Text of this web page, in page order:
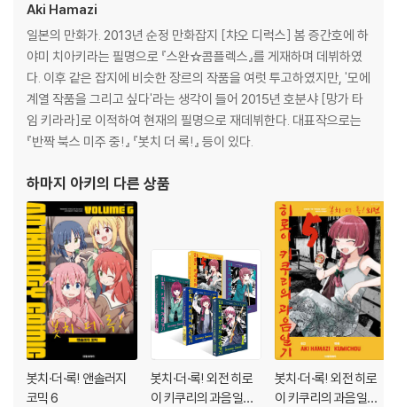
Aki Hamazi
일본의 만화가. 2013년 순정 만화잡지 [챠오 디럭스] 봄 증간호에 하
야미 치아키라는 필명으로 『스완☆콤플렉스』를 게재하며 데뷔하였
다. 이후 같은 잡지에 비슷한 장르의 작품을 여럿 투고하였지만, '모에
계열 작품을 그리고 싶다'라는 생각이 들어 2015년 호분샤 [망가 타
임 키라라]로 이적하여 현재의 필명으로 재데뷔한다. 대표작으로는
『반짝 북스 미주 중!』 『봇치 더 록!』 등이 있다.
하마지 아키 의 다른 상품
봇치·더·록! 앤솔러지
코믹 6
봇치·더·록! 외전 히로
이 키쿠리의 과음일기 1
봇치·더·록! 외전 히로
이 키쿠리의 과음일기